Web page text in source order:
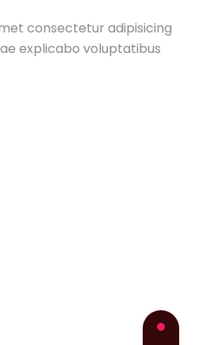
consectetur adipisicing
explicabo voluptatibus